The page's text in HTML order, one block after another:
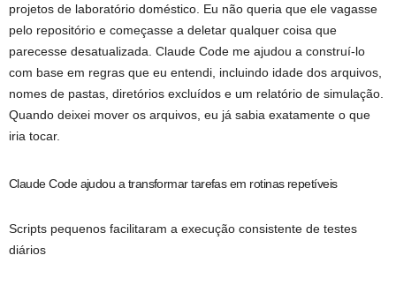
projetos de laboratório doméstico. Eu não queria que ele vagasse
pelo repositório e começasse a deletar qualquer coisa que
parecesse desatualizada. Claude Code me ajudou a construí-lo
com base em regras que eu entendi, incluindo idade dos arquivos,
nomes de pastas, diretórios excluídos e um relatório de simulação.
Quando deixei mover os arquivos, eu já sabia exatamente o que
iria tocar.
Claude Code ajudou a transformar tarefas em rotinas repetíveis
Scripts pequenos facilitaram a execução consistente de testes
diários